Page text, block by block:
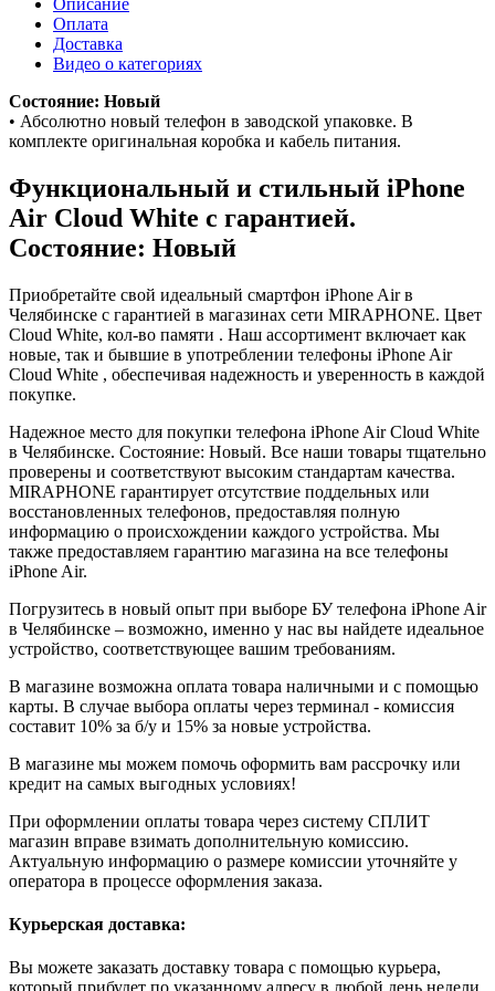
Оплата
Доставка
Видео о категориях
Состояние: Новый
• Абсолютно новый телефон в заводской упаковке. В
комплекте оригинальная коробка и кабель питания.
Функциональный и стильный iPhone
Air Cloud White с гарантией.
Состояние: Новый
Приобретайте свой идеальный смартфон iPhone Air в
Челябинске с гарантией в магазинах сети MIRAPHONE. Цвет
Cloud White, кол-во памяти . Наш ассортимент включает как
новые, так и бывшие в употреблении телефоны iPhone Air
Cloud White , обеспечивая надежность и уверенность в каждой
покупке.
Надежное место для покупки телефона iPhone AirCloud White
в Челябинске. Состояние: Новый. Все наши товары тщательно
проверены и соответствуют высоким стандартам качества.
MIRAPHONE гарантирует отсутствие поддельных или
восстановленных телефонов, предоставляя полную
информацию о происхождении каждого устройства. Мы
также предоставляем гарантию магазина на все телефоны
iPhone Air.
Погрузитесь в новый опыт при выборе БУ телефона iPhone Air
в Челябинске – возможно, именно у нас вы найдете идеальное
устройство, соответствующее вашим требованиям.
В магазине возможна оплата товара наличными и с помощью
карты. В случае выбора оплаты через терминал - комиссия
составит 10% за б/у и 15% за новые устройства.
В магазине мы можем помочь оформить вам рассрочку или
кредит на самых выгодных условиях!
При оформлении оплаты товара через систему СПЛИТ
магазин вправе взимать дополнительную комиссию.
Актуальную информацию о размере комиссии уточняйте у
оператора в процессе оформления заказа.
Курьерская доставка:
Вы можете заказать доставку товара с помощью курьера,